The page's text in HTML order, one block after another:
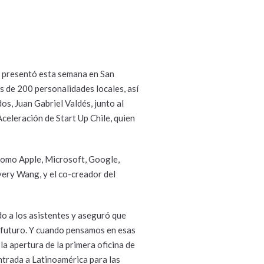
esta semana en San
de 200 personalidades locales, así
Juan Gabriel Valdés, junto al
de Start Up Chile, quien
Apple, Microsoft, Google,
Wang, y el co-creador del
a los asistentes y aseguró que
Y cuando pensamos en esas
apertura de la primera oficina de
a Latinoamérica para las